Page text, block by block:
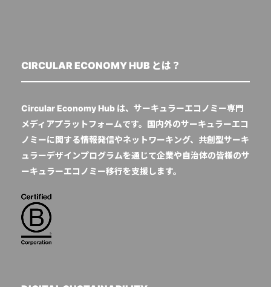
CIRCULAR ECONOMY HUB とは？
Circular Economy Hub は、サーキュラーエコノミー専門
メディアプラットフォームです。国内外のサーキュラーエコ
ノミーに関する情報発信やネットワーキング、共創型サーキ
ュラーデザインプログラムを通じて企業や自治体の皆様のサ
ーキュラーエコノミー移行を支援します。